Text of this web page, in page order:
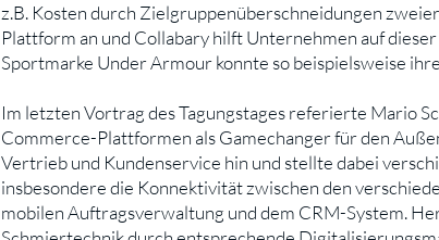
z.B. Kosten durch Zielgruppenüberschneidungen
Plattform an und Collabary hilft Unternehmen auf
Sportmarke Under Armour konnte so beispielsweise
Im letzten Vortrag des Tagungstages referierte Mario
Commerce-Plattformen als Gamechanger für den
Vertrieb und Kundenservice hin und stellte dabei
insbesondere die Konnektivität zwischen den
mobilen Auftragsverwaltung und dem CRM-System.